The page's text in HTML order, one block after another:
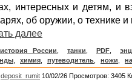
интересных и детям, и
об оружии, о технике
далее
история России танки PDF
, химия, путеводитель, ножи,
deposit_rumit 10/02/26 Просмотров: 3405